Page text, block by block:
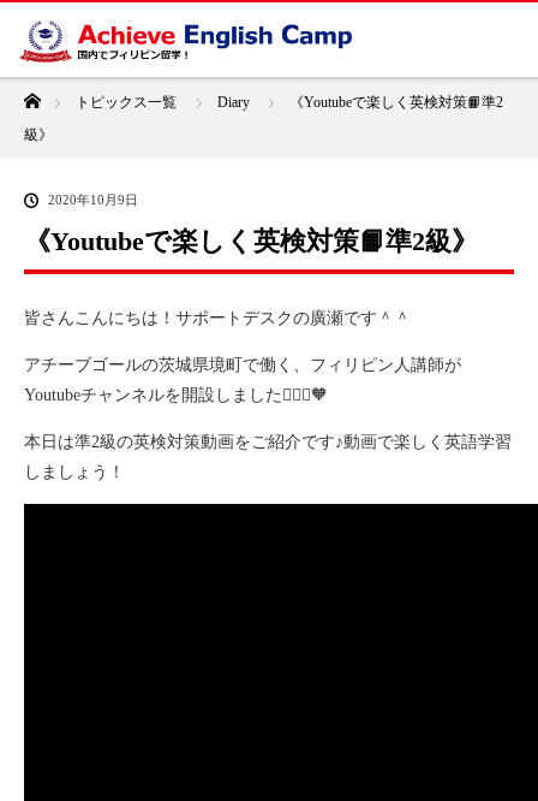
ホームトピックス一覧 Diary
《Youtubeで楽しく英検対策📙準2
級》
2020年10月9日
《Youtubeで楽しく英検対策📙準2級》
皆さんこんにちは！サポートデスクの廣瀬です＾＾
アチーブゴールの茨城県境町で働く、フィリピン人講師が
Youtubeチャンネルを開設しました🙆🏻‍♀️🧡
本日は準2級の英検対策動画をご紹介です♪動画で楽しく英語学習
しましょう！